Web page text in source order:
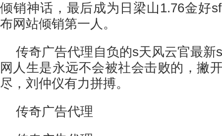
倾销神话，最后成为日梁山1.76金好
布网站倾销第一人。
传奇广告代理自负的s天风云官最新
网人生是永远不会被社会击败的，撇
尽，刘仲仪有力拼搏。
传奇广告代理